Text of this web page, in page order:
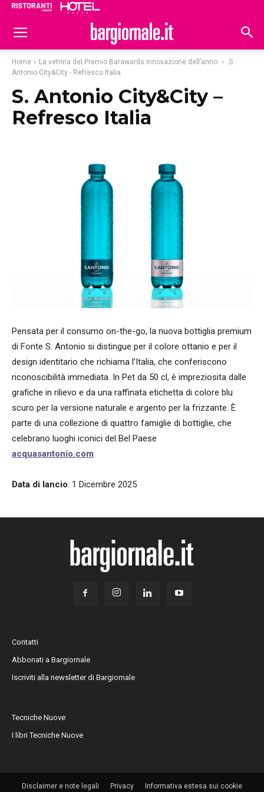
Home La vetrina del Premio Barawards Innovazione dell’anno
S.
Antonio City&City - Refresco Italia
S. Antonio City&City –
Refresco Italia
Pensata per il consumo on-the-go, la nuova bottiglia premium
di Fonte S. Antonio si distingue per il colore ottanio e per il
design identitario che richiama l’Italia, che conferiscono
riconoscibilità immediata. In Pet da 50 cl, è impreziosita dalle
grafiche in rilievo e da una raffinata etichetta di colore blu
scuro per la versione naturale e argento per la frizzante. È
parte di una collezione di quattro famiglie di bottiglie, che
celebrano luoghi iconici del Bel Paese
acquasantonio.com
Data di lancio: 1 Dicembre 2025
Contatti
Abbonati a Bargiornale
Iscriviti alla newsletter di Bargiornale
Tecniche Nuove
I libri Tecniche Nuove
Disclaimer e note legali Privacy Informativa estesa sui cookie